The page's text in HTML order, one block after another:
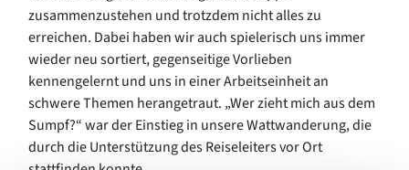
zusammenzustehen und trotzdem nicht alles zu
erreichen. Dabei haben wir auch spielerisch uns immer
wieder neu sortiert, gegenseitige Vorlieben
kennengelernt und uns in einer Arbeitseinheit an
schwere Themen herangetraut. „Wer zieht mich aus dem
Sumpf?“ war der Einstieg in unsere Wattwanderung, die
durch die Unterstützung des Reiseleiters vor Ort